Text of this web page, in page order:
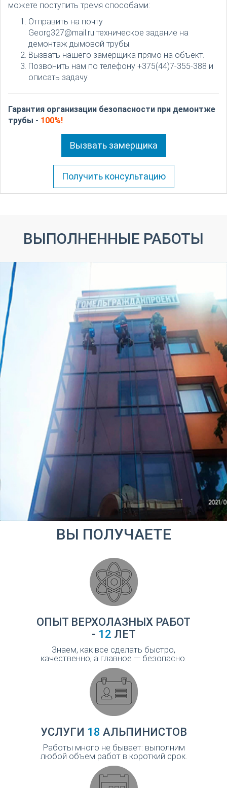
можете поступить тремя способами:
Отправить на почту
Georg327@mail.ru техническое задание на
демонтаж дымовой трубы.
Вызвать нашего замерщика прямо на объект.
Позвонить нам по телефону +375(44)7-355-388 и
описать задачу.
Гарантия организации безопасности при демонтже
трубы - 100%!
Вызвать замерщика
Получить консультацию
ВЫПОЛНЕННЫЕ РАБОТЫ
ВЫ ПОЛУЧАЕТЕ
ОПЫТ ВЕРХОЛАЗНЫХ РАБОТ
- 12 ЛЕТ
Знаем, как все сделать быстро,
качественно, а главное — безопасно.
УСЛУГИ 18 АЛЬПИНИСТОВ
Работы много не бывает: выполним
любой объем работ в короткий срок.